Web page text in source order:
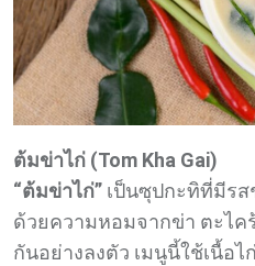
ต้มข่าไก่ (Tom Kha Gai)
“ต้มข่าไก่” เป็นซุปกะทิที่มีร
ด้วยความหอมจากข่า ตะไค
กันอย่างลงตัว เมนูนี้ใช้เนื้อ